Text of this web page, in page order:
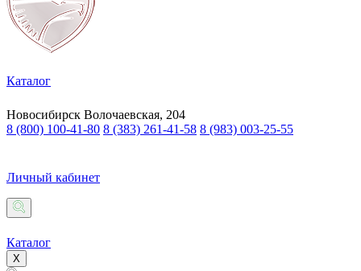
Каталог
Новосибирск Волочаевская, 204
8 (800) 100-41-80 8 (383) 261-41-58 8 (983) 003-25-55
Личный кабинет
Каталог
X